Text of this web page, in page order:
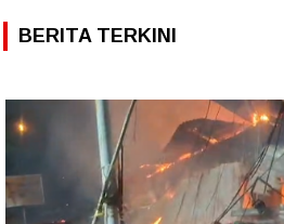
BERITA TERKINI